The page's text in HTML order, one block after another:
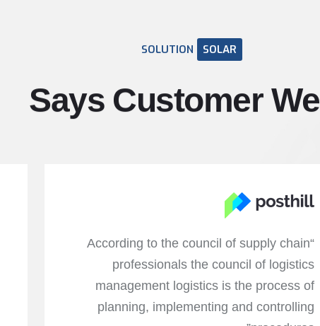
SOLAR
SOLUTION
We
Customer
Says
“According to the council of supply chain
professionals the council of logistics
management logistics is the process of
planning, implementing and controlling